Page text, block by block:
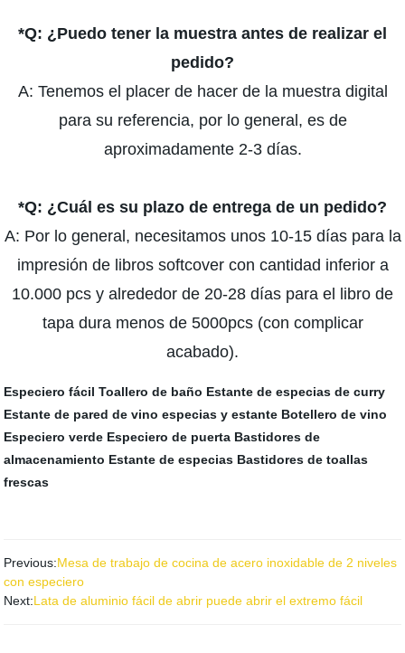
*Q: ¿Puedo tener la muestra antes de realizar el
pedido?
A: Tenemos el placer de hacer de la muestra digital
para su referencia, por lo general, es de
aproximadamente 2-3 días.
*Q: ¿Cuál es su plazo de entrega de un pedido?
A: Por lo general, necesitamos unos 10-15 días para la
impresión de libros softcover con cantidad inferior a
10.000 pcs y alrededor de 20-28 días para el libro de
tapa dura menos de 5000pcs (con complicar
acabado).
Especiero fácil Toallero de baño Estante de especias de curry
Estante de pared de vino especias y estante Botellero de vino
Especiero verde Especiero de puerta Bastidores de
almacenamiento Estante de especias Bastidores de toallas
frescas
Previous:Mesa de trabajo de cocina de acero inoxidable de 2 niveles
con especiero
Next:Lata de aluminio fácil de abrir puede abrir el extremo fácil